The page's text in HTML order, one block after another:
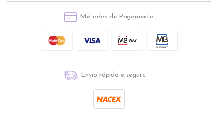
Métodos de Pagamento
Envio rápido e seguro